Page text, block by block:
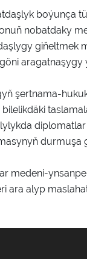
boýunça
nobatdaky
giňeltmek
şertnama-
durmuşa
medeni-
ara alyp